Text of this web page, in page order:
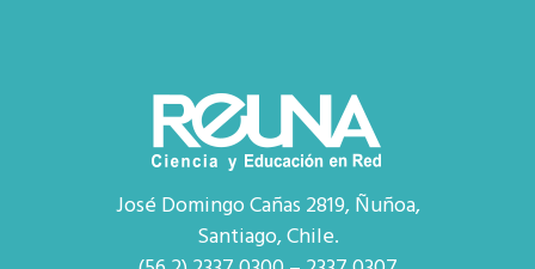
José Domingo Cañas 2819, Ñuñoa,
Santiago, Chile.